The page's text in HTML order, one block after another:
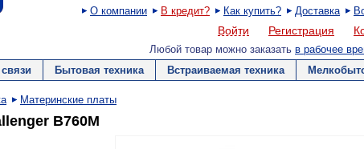
О компании В кредит? Как купить? Доставка
Войти Регистрация
Любой товар можно заказать в рабочее
Бытовая техника Встраиваемая техника
Материнские платы
B760M